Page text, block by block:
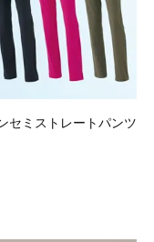
セミストレートパンツ